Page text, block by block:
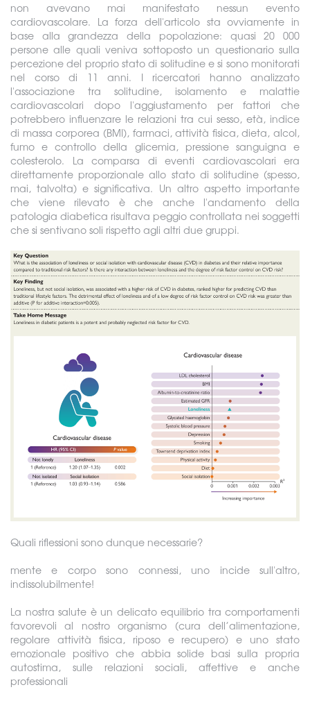
non avevano mai manifestato nessun evento
cardiovascolare. La forza dell'articolo sta ovviamente in
base alla grandezza della popolazione: quasi 20 000
persone alle quali veniva sottoposto un questionario sulla
percezione del proprio stato di solitudine e si sono monitorati
nel corso di 11 anni. I ricercatori hanno analizzato
l'associazione tra solitudine, isolamento e malattie
cardiovascolari dopo l'aggiustamento per fattori che
potrebbero influenzare le relazioni tra cui sesso, età, indice
di massa corporea (BMI), farmaci, attività fisica, dieta, alcol,
fumo e controllo della glicemia, pressione sanguigna e
colesterolo. La comparsa di eventi cardiovascolari era
direttamente proporzionale allo stato di solitudine (spesso,
mai, talvolta) e significativa. Un altro aspetto importante
che viene rilevato è che anche l'andamento della
patologia diabetica risultava peggio controllata nei soggetti
che si sentivano soli rispetto agli altri due gruppi.
Quali riflessioni sono dunque necessarie?
mente e corpo sono connessi, uno incide sull'altro,
indissolubilmente!
La nostra salute è un delicato equilibrio tra comportamenti
favorevoli al nostro organismo (cura dell’alimentazione,
regolare attività fisica, riposo e recupero) e uno stato
emozionale positivo che abbia solide basi sulla propria
autostima, sulle relazioni sociali, affettive e anche
professionali